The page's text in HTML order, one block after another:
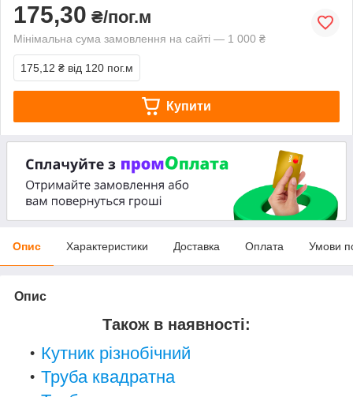
175,30 ₴/пог.м
Мінімальна сума замовлення на сайті — 1 000 ₴
175,12 ₴ від 120 пог.м
Купити
Опис Характеристики Доставка Оплата Умови
Опис
Також в наявності:
Кутник різнобічний
Труба квадратна